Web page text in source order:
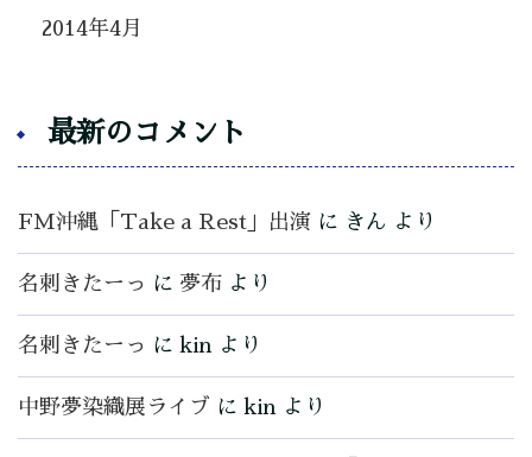
2014年4月
最新のコメント
FM沖縄「Take a Rest」出演 に きん より
名刺きたーっ に 夢布 より
名刺きたーっ に kin より
中野夢染織展ライブ に kin より